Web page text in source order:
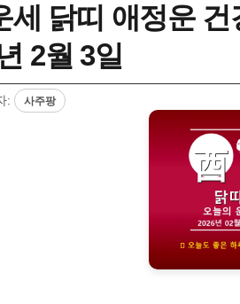
세 닭띠 애정운
2월 3일
: 사주팡